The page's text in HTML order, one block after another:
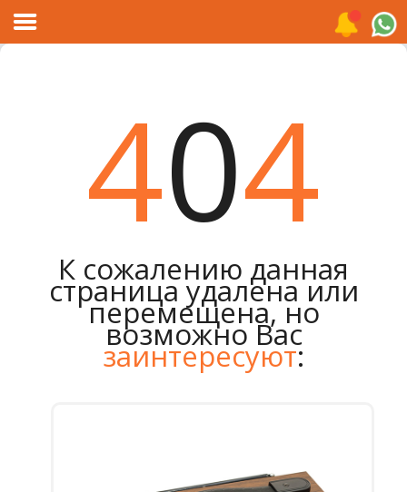
компании
Контакты
Сотрудничество
404
К сожалению данная
страница удалена или
перемещена, но
возможно Вас
заинтересуют: